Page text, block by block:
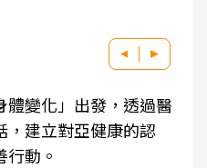
體變化」出發，透過醫
，建立對亞健康的認
動。